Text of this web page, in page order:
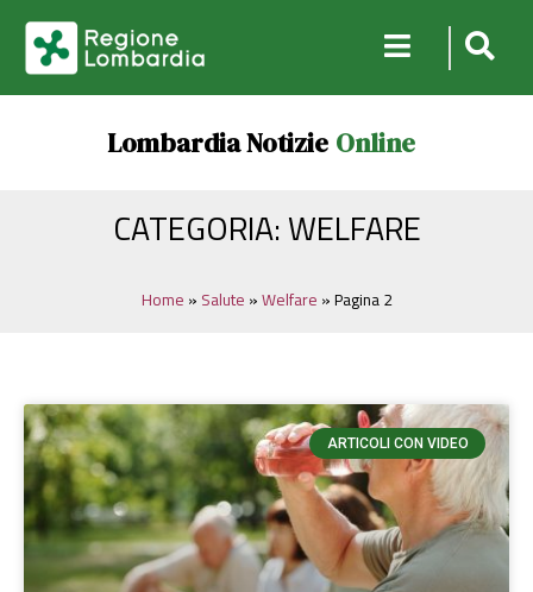
Lombardia Notizie Online
CATEGORIA: WELFARE
Home » Salute » Welfare » Pagina 2
ARTICOLI CON VIDEO